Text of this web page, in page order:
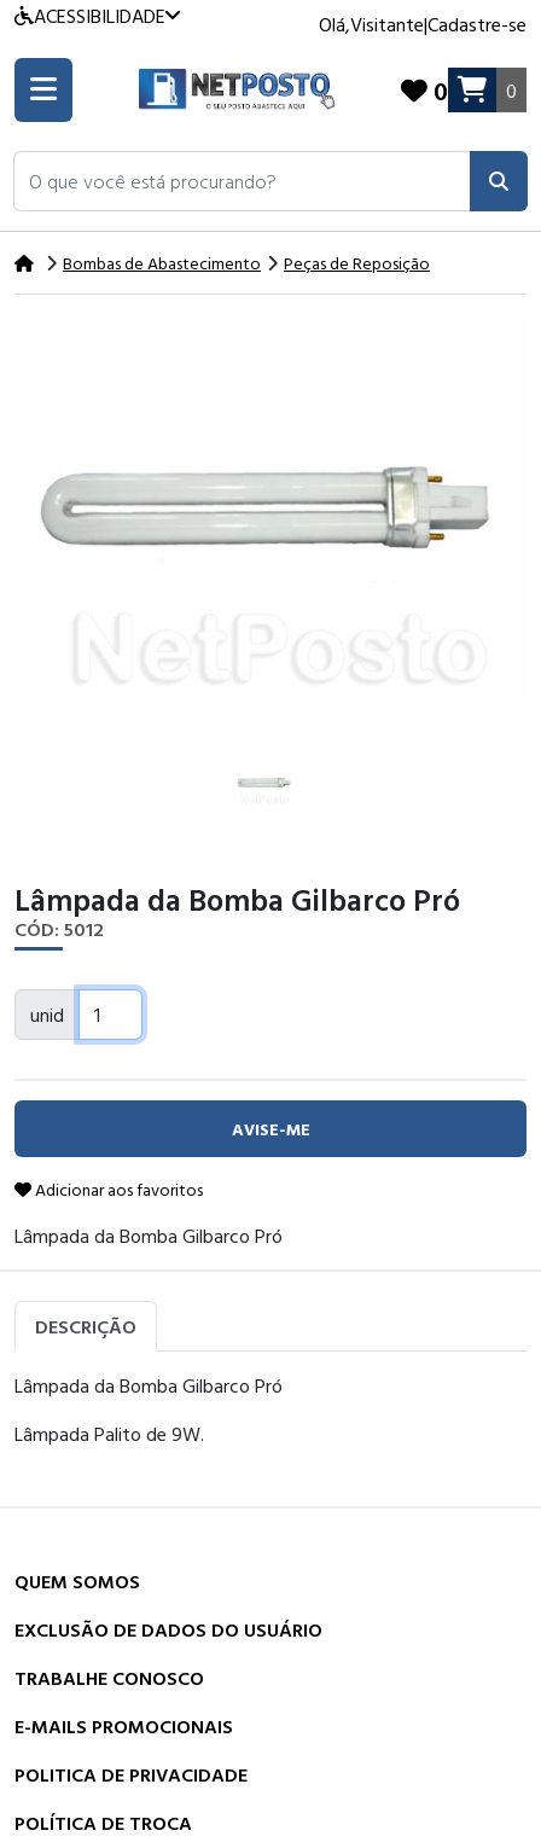
ACESSIBILIDADE Olá,Visitante|Cadastre-se
O que você está procurando?
0 0
Bombas de Abastecimento Peças de Reposição
Lâmpada da Bomba Gilbarco Pró
CÓD: 5012
unid
AVISE-ME
Adicionar aos favoritos
Lâmpada da Bomba Gilbarco Pró
DESCRIÇÃO
Lâmpada da Bomba Gilbarco Pró
Lâmpada Palito de 9W.
QUEM SOMOS
EXCLUSÃO DE DADOS DO USUÁRIO
TRABALHE CONOSCO
E-MAILS PROMOCIONAIS
POLITICA DE PRIVACIDADE
POLÍTICA DE TROCA